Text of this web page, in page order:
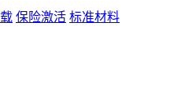
保险激活 标准材料